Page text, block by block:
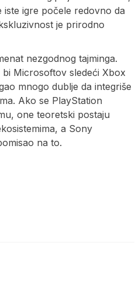
igre počele redovno da
je prirodno
nezgodnog tajminga.
bi Microsoftov sledeći Xbox
mnogo dublje da integriše
Ako se PlayStation
one teoretski postaju
a Sony
na to.